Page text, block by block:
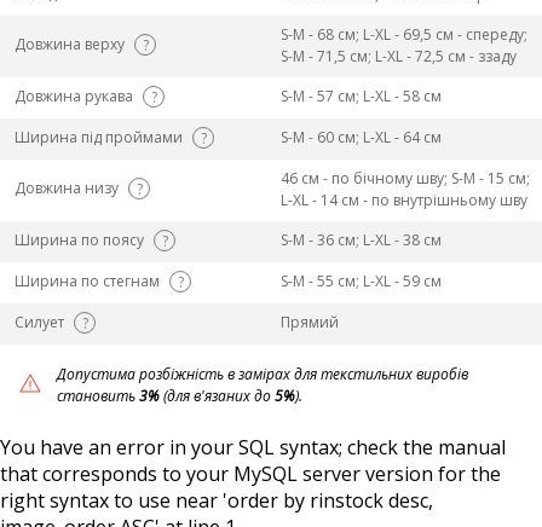
Довжина верху ?
S-M - 68 см; L-ХL - 69,5 см - спереду;
S-M - 71,5 см; L-ХL - 72,5 см - ззаду
Довжина рукава
?
S-M - 57 см; L-ХL - 58 см
Ширина під проймами
? S-M - 60 см; L-ХL - 64 см
Довжина низу ?
46 см - по бічному шву; S-M - 15 см;
L-ХL - 14 см - по внутрішньому шву
Ширина по поясу
?
S-M - 36 см; L-ХL - 38 см
Ширина по стегнам
?
S-M - 55 см; L-ХL - 59 см
Силует
? Прямий
Допустима розбіжність в замірах для текстильних виробів
становить3%(для в'язаних до5%).
You have an error in your SQL syntax; check the manual
that corresponds to your MySQL server version for the
right syntax to use near 'order by rinstock desc,